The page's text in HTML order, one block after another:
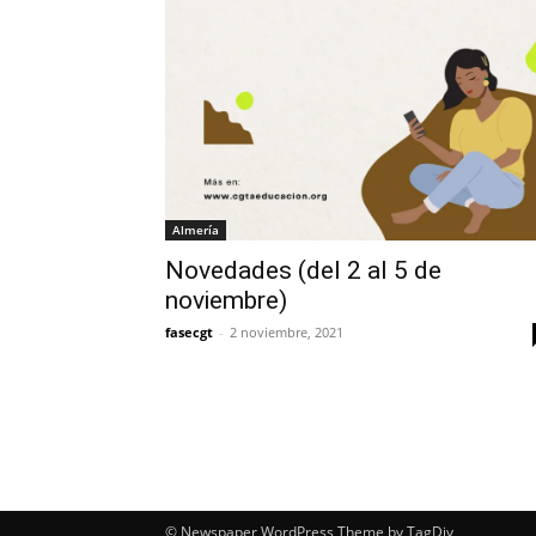
Almería
Novedades (del 2 al 5 de
noviembre)
fasecgt - 2 noviembre, 2021
© Newspaper WordPress Theme by TagDiv